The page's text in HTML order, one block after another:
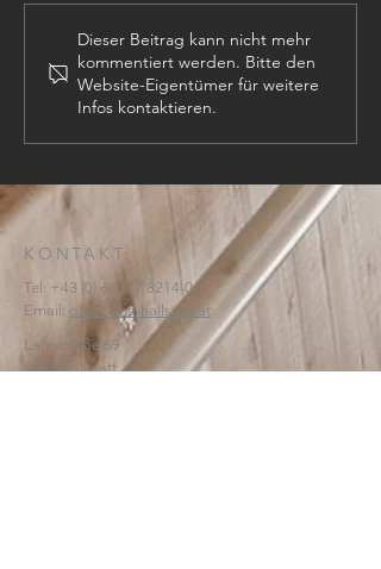
Von der Schulbank in den
Kirchenraum: Zwei Amben
aus Schüler:innenhand
Dieser Beitrag kann nicht mehr
kommentiert werden. Bitte den
Website-Eigentümer für weitere
Infos kontaktieren.
KONTAKT:
Tel: +43 (0) 6134 / 8214-0
Email: office@htl-hallstatt.at
Lahnstraße 69
4830 Hallstatt